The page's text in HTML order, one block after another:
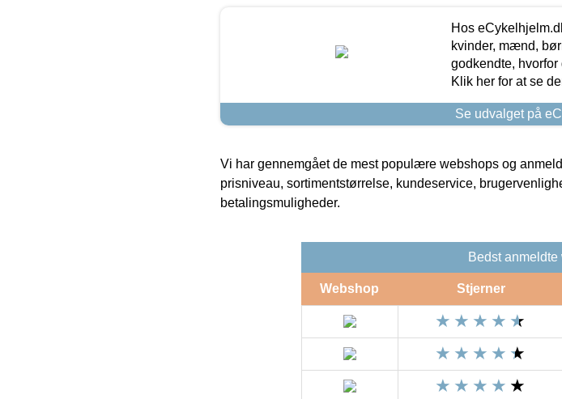
Hos
kvinder, mænd,
godkendte,
Klik her for at se
Se udvalget på
Vi har gennemgået de mest populære webshops og
prisniveau, sortimentstørrelse, kundeservice,
betalingsmuligheder.
Bedst
Webshop Stjerner